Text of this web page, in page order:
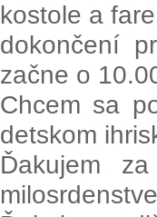
kostole a
dokončení
začne o
Chcem sa
detskom
Ďakujem